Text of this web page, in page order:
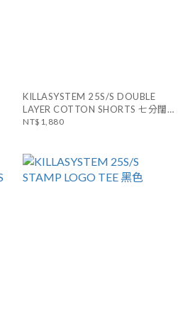
KILLASYSTEM 25S/S DOUBLE
LAYER COTTON SHORTS 七分闊
口棉褲 雙片剪裁
NT$1,880